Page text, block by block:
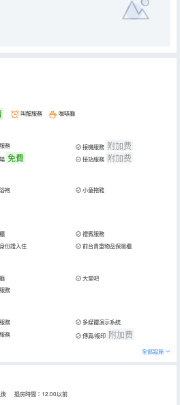
叫醒服務 咖啡廳
務 接機服務 附加费
免費 接站服務 附加费
袍
小童拖鞋
禮賓服務
份證入住 前台貴重物品保險櫃
大堂吧
務
務
多媒體演示系統
務 傳真/複印 附加费
全部設施
後 退房時間：12:00以前